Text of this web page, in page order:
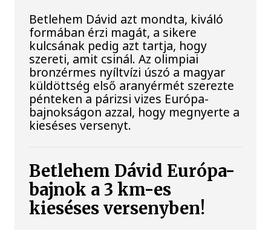
Betlehem Dávid azt mondta, kiváló
formában érzi magát, a sikere
kulcsának pedig azt tartja, hogy
szereti, amit csinál. Az olimpiai
bronzérmes nyíltvízi úszó a magyar
küldöttség első aranyérmét szerezte
pénteken a párizsi vizes Európa-
bajnokságon azzal, hogy megnyerte a
kieséses versenyt.
Betlehem Dávid Európa-
bajnok a 3 km-es
kieséses versenyben!